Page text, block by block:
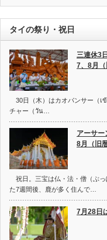
タイの祭り・祝日
三連休3
7、8月（
30日（木）はカオパンサー（เ
チャー（วัน…
アーサ
8月（旧
祝日。三宝は仏・法・僧（ぶっ
た7週間後、鹿が多く住んで…
7月28日